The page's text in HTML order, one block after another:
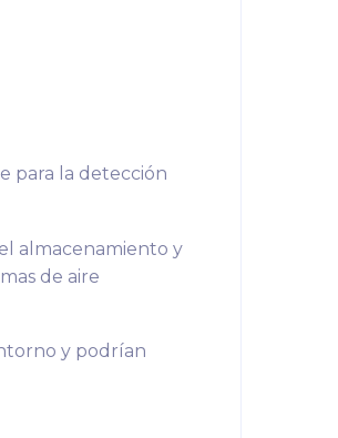
para la detección
almacenamiento y
de aire
y podrían